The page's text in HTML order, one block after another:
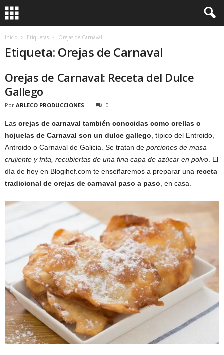
Inicio Etiquetas Orejas de Carnaval
Etiqueta: Orejas de Carnaval
Orejas de Carnaval: Receta del Dulce
Gallego
Por ARLECO PRODUCCIONES 0
Las orejas de carnaval también conocidas como orellas o
hojuelas de Carnaval son un dulce gallego , típico del Entroido,
Antroido o Carnaval de Galicia. Se tratan de porciones de masa
crujiente y frita, recubiertas de una fina capa de azúcar en polvo . El
día de hoy en Blogihef.com te enseñaremos a preparar una receta
tradicional de orejas de carnaval paso a paso , en casa.